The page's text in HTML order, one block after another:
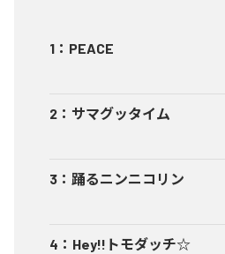
1 ： PEACE
2 ： サマグッタイム
3 ： 踊るニンニコリン
4 ： Hey!!トモダッチ☆